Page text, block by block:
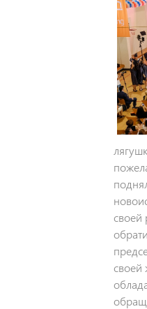
своей
своей